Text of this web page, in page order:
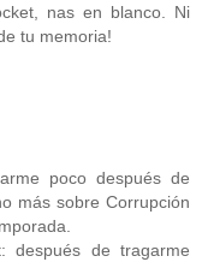
nas en blanco. Ni
tu memoria!
poco después de
más sobre Corrupción
después de tragarme